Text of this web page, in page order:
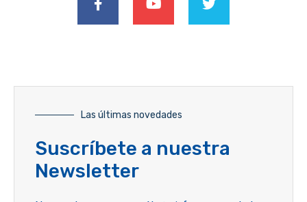
Las últimas novedades
Suscríbete a nuestra
Newsletter